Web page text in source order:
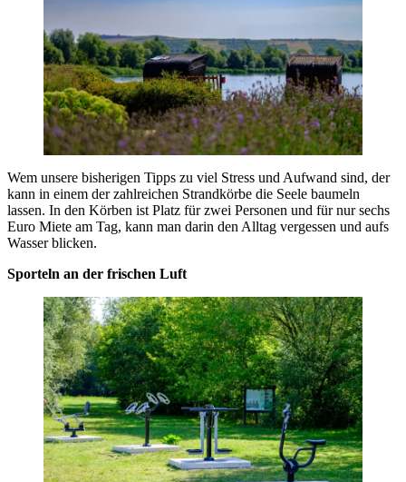
Wem unsere bisherigen Tipps zu viel Stress und Aufwand sind, der
kann in einem der zahlreichen Strandkörbe die Seele baumeln
lassen. In den Körben ist Platz für zwei Personen und für nur sechs
Euro Miete am Tag, kann man darin den Alltag vergessen und aufs
Wasser blicken.
Sporteln an der frischen Luft